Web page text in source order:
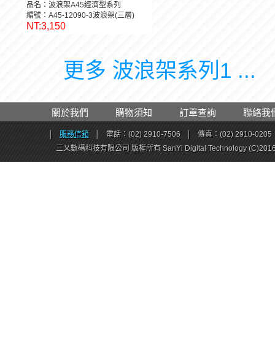
品名：波浪架A45經濟型系列
編號：A45-12090-3波浪架(三層)
NT:3,150
更多 波浪架系列1 ...
關於我們 購物須知 訂單查詢 聯絡我
服務信箱 電話：(02) 2910-7506
傳真：(02) 2910-0205
三乂數碼科技有限公司 版權所有 SanYi Digital Technology